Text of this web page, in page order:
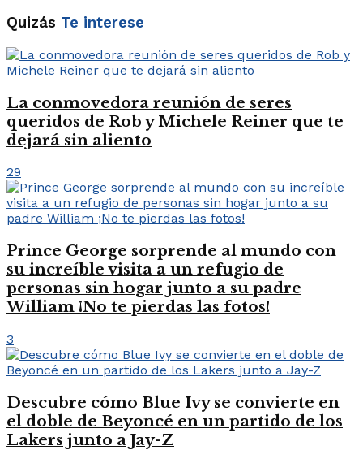
Quizás Te interese
La conmovedora reunión de seres
queridos de Rob y Michele Reiner que te
dejará sin aliento
29
Prince George sorprende al mundo con
su increíble visita a un refugio de
personas sin hogar junto a su padre
William ¡No te pierdas las fotos!
3
Descubre cómo Blue Ivy se convierte en
el doble de Beyoncé en un partido de los
Lakers junto a Jay-Z